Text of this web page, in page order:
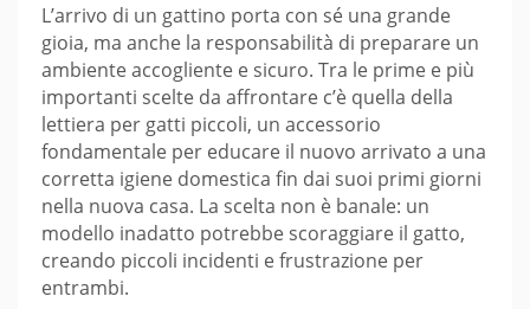
L’arrivo di un gattino porta con sé una grande
gioia, ma anche la responsabilità di preparare un
ambiente accogliente e sicuro. Tra le prime e più
importanti scelte da affrontare c’è quella della
lettiera per gatti piccoli, un accessorio
fondamentale per educare il nuovo arrivato a una
corretta igiene domestica fin dai suoi primi giorni
nella nuova casa. La scelta non è banale: un
modello inadatto potrebbe scoraggiare il gatto,
creando piccoli incidenti e frustrazione per
entrambi.